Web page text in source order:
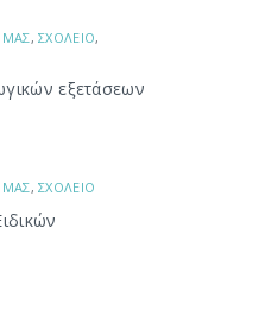
ΜΑΣ,ΣΧΟΛΕΙΟ,
εξετάσεων
ΜΑΣ,ΣΧΟΛΕΙΟ